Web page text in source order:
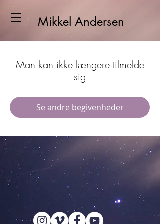
Mikkel Andersen
Man kan ikke længere tilmelde
sig
Se andre begivenheder